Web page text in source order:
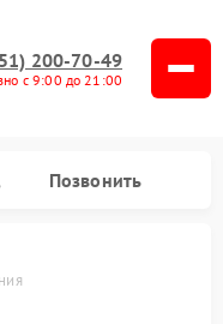
200-70-49
с 9:00 до 21:00
Позвонить